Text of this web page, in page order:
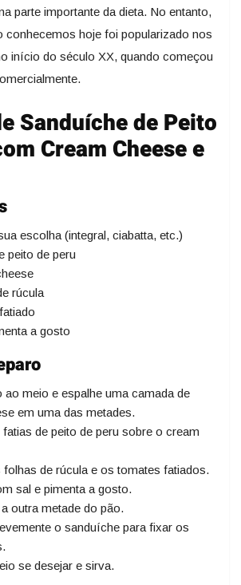
parte importante da dieta. No entanto,
conhecemos hoje foi popularizado nos
início do século XX, quando começou
Sanduíche de Peito
Cream Cheese e
escolha (integral, ciabatta, etc.)
peito de peru
rúcula
a gosto
ao meio e espalhe uma camada de
em uma das metades.
de peito de peru sobre o cream
folhas de rúcula e os tomates fatiados.
sal e pimenta a gosto.
outra metade do pão.
o sanduíche para fixar os
se desejar e sirva.